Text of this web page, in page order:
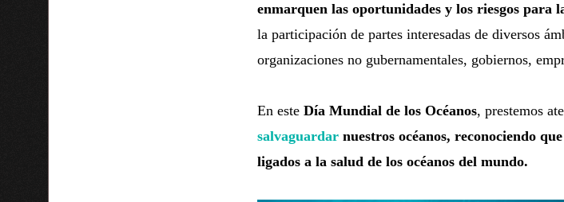
enmarquen las oportunidades y los riesgos para
la participación de partes interesadas de diversos
organizaciones no gubernamentales, gobiernos,
En este Día Mundial de los Océanos, prestemos
salvaguardarnuestros océanos, reconociendo
ligados a la salud de los océanos del mundo.